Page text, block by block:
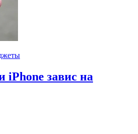
iPhone завис на